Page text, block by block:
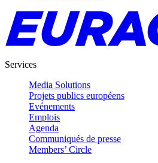
Services
Media Solutions
Projets publics européens
Evénements
Emplois
Agenda
Communiqués de presse
Members’ Circle